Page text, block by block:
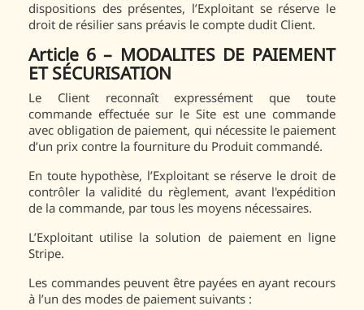
dispositions des présentes, l’Exploitant se réserve le
droit de résilier sans préavis le compte dudit Client.
Article 6 – MODALITES DE PAIEMENT
ET SÉCURISATION
Le Client reconnaît expressément que toute
commande effectuée sur le Site est une commande
avec obligation de paiement, qui nécessite le paiement
d’un prix contre la fourniture du Produit commandé.
En toute hypothèse, l’Exploitant se réserve le droit de
contrôler la validité du règlement, avant l'expédition
de la commande, par tous les moyens nécessaires.
L’Exploitant utilise la solution de paiement en ligne
Stripe.
Les commandes peuvent être payées en ayant recours
à l’un des modes de paiement suivants :